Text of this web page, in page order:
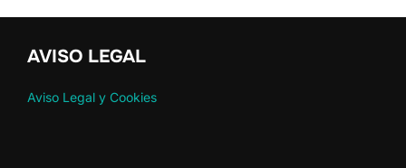
c
b
o
k
i
t
e
AVISO LEGAL
Aviso Legal y Cookies